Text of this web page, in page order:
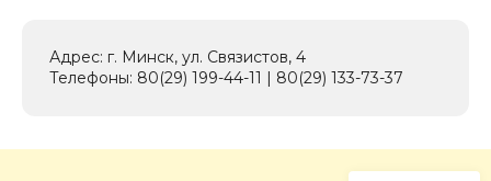
Адрес: г. Минск, ул. Связистов, 4
Телефоны: 80(29) 199-44-11 | 80(29) 133-73-37